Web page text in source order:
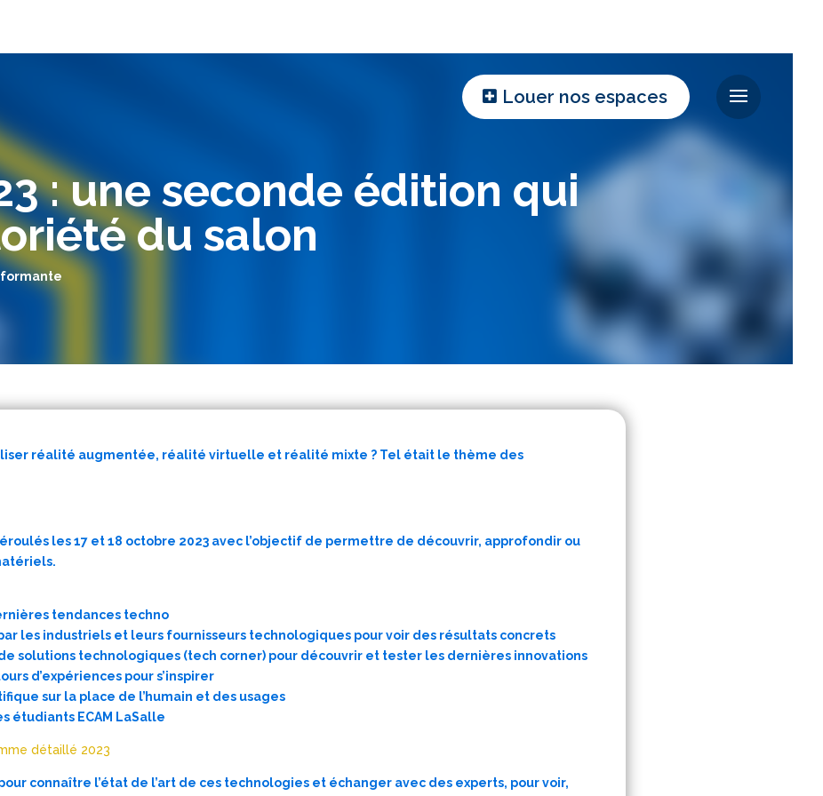
Louer nos espaces
: une seconde édition qui
du salon
réalité augmentée, réalité virtuelle et réalité mixte ? Tel était le thème des
déroulés les 17 et 18 octobre 2023 avec l’objectif de permettre de découvrir, approfondir ou
tendances techno
les industriels et leurs fournisseurs technologiques pour voir des résultats concrets
solutions technologiques (tech corner) pour découvrir et tester les dernières innovations
d’expériences pour s’inspirer
sur la place de l’humain et des usages
étudiants ECAM LaSalle
détaillé 2023
connaître l’état de l’art de ces technologies et échanger avec des experts, pour voir,